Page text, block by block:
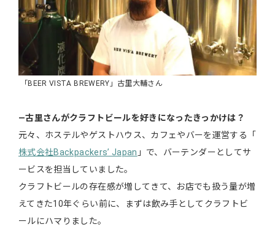
「BEER VISTA BREWERY」古里大輔さん
―古里さんがクラフトビールを好きになったきっかけは？
元々、ホステルやゲストハウス、カフェやバーを運営する「
株式会社Backpackers’ Japan 」で、バーテンダーとしてサ
ービスを担当していました。
クラフトビールの存在感が増してきて、お店でも扱う量が増
えてきた10年ぐらい前に、まずは飲み手としてクラフトビ
ールにハマりました。